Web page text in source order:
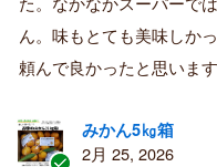
み
購
者
ん。味もとても美味しかっ
頼んで良かったと思います
みかん5㎏箱
2月 25, 2026